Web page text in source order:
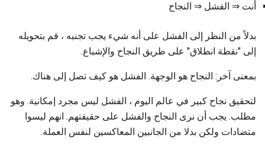
أنت ⇒ الفشل ⇒ النجاح
بدلاً من النظر إلى الفشل على أنه شيء يجب تجنبه ، قم بتحويله
إلى "نقطة انطلاق" على طريق النجاح والإشباع.
بمعنى آخر: النجاح هو الوجهة. الفشل هو كيف تصل إلى هناك.
لتحقيق نجاح كبير في عالم اليوم ، الفشل ليس مجرد إمكانية. وهو
مطلب. يجب أن نرى النجاح والفشل على حقيقتهم. انهم ليسوا
متضادات ولكن بدلا من الجانبين المعاكسين لنفس العملة.